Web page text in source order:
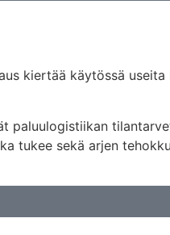
kiertää käytössä
paluulogistiikan
tukee sekä arjen